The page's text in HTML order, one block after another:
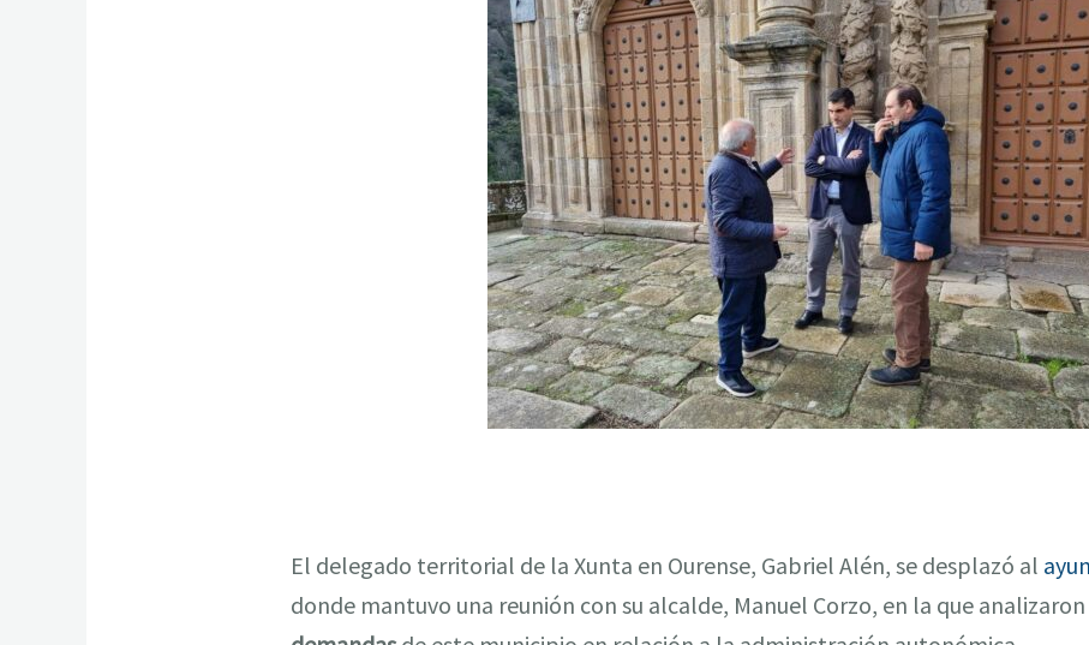
El delegado territorial de la Xunta en Ourense, Gabriel Alén, se desplazó al
donde mantuvo una reunión con su alcalde, Manuel Corzo, en la que